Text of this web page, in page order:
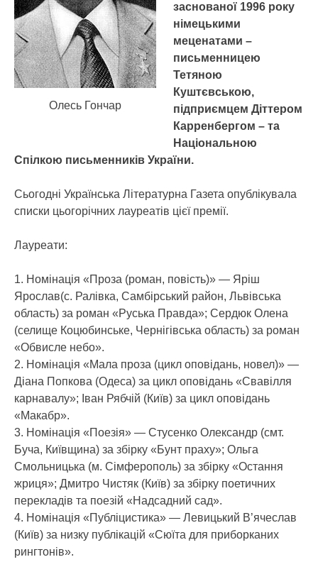
Олесь Гончар
заснованої 1996 року
німецькими
меценатами –
письменницею
Тетяною
Куштєвською,
підприємцем Діттером
Карренбергом – та
Національною
Спілкою письменників України.
Сьогодні Українська Літературна Газета опублікувала
списки цьогорічних лауреатів цієї премії.
Лауреати:
1. Номінація «Проза (роман, повість)» — Яріш
Ярослав(с. Ралівка, Самбірський район, Львівська
область) за роман «Руська Правда»; Сердюк Олена
(селище Коцюбинське, Чернігівська область) за роман
«Обвисле небо».
2. Номінація «Мала проза (цикл оповідань, новел)» —
Діана Попкова (Одеса) за цикл оповідань «Свавілля
карнавалу»; Іван Рябчій (Київ) за цикл оповідань
«Макабр».
3. Номінація «Поезія» — Стусенко Олександр (смт.
Буча, Київщина) за збірку «Бунт праху»; Ольга
Смольницька (м. Сімферополь) за збірку «Остання
жриця»; Дмитро Чистяк (Київ) за збірку поетичних
перекладів та поезій «Надсадний сад».
4. Номінація «Публіцистика» — Левицький В’ячеслав
(Київ) за низку публікацій «Сюїта для приборканих
рингтонів».